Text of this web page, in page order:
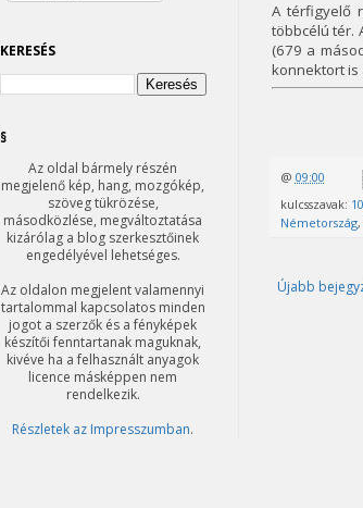
A térfigyelő
többcélú tér.
(679 a
konnektort is
@ 09:00
kulcsszavak:
Németország,
Újabb
KERESÉS
§
Az oldal bármely részén
megjelenő kép, hang, mozgókép,
szöveg tükrözése,
másodközlése, megváltoztatása
kizárólag a blog szerkesztőinek
engedélyével lehetséges.
Az oldalon megjelent valamennyi
tartalommal kapcsolatos minden
jogot a szerzők és a fényképek
készítői fenntartanak maguknak,
kivéve ha a felhasznált anyagok
licence másképpen nem
rendelkezik.
Részletek az Impresszumban.